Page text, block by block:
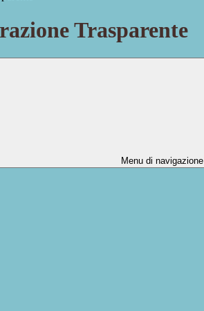
Trasparente
Menu di navigazione